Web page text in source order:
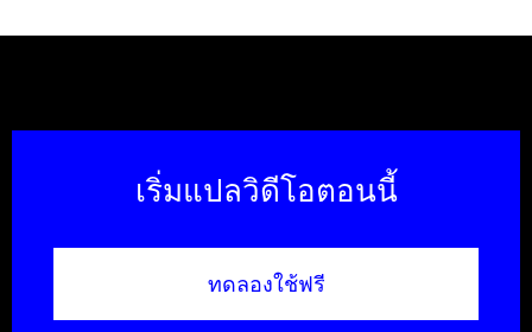
เริ่มแปลวิดีโอตอนนี้
ทดลองใช้ฟรี